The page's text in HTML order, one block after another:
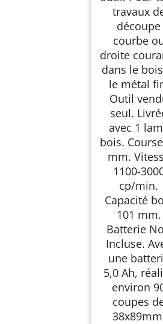
travaux
découpe
courbe
droite
dans le
le métal
Outil
seul.
avec 1
bois.
mm.
1100-
cp/min.
Capacité
101 mm.
Batterie
Incluse.
une
5,0 Ah,
environ
coupes